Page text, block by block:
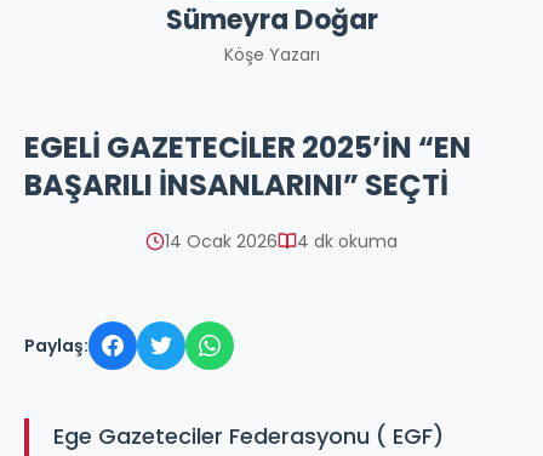
Sümeyra Doğar
Köşe Yazarı
EGELİ GAZETECİLER 2025’İN “EN
BAŞARILI İNSANLARINI” SEÇTİ
14 Ocak 2026 4 dk okuma
Paylaş:
Ege Gazeteciler Federasyonu ( EGF)